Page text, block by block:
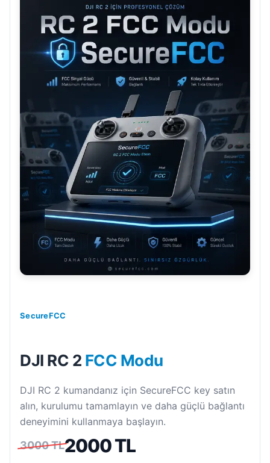
SecureFCC
DJI RC 2 FCC Modu
DJI RC 2 kumandanız için SecureFCC key satın
alın, kurulumu tamamlayın ve daha güçlü bağlantı
deneyimini kullanmaya başlayın.
3000 TL2000 TL